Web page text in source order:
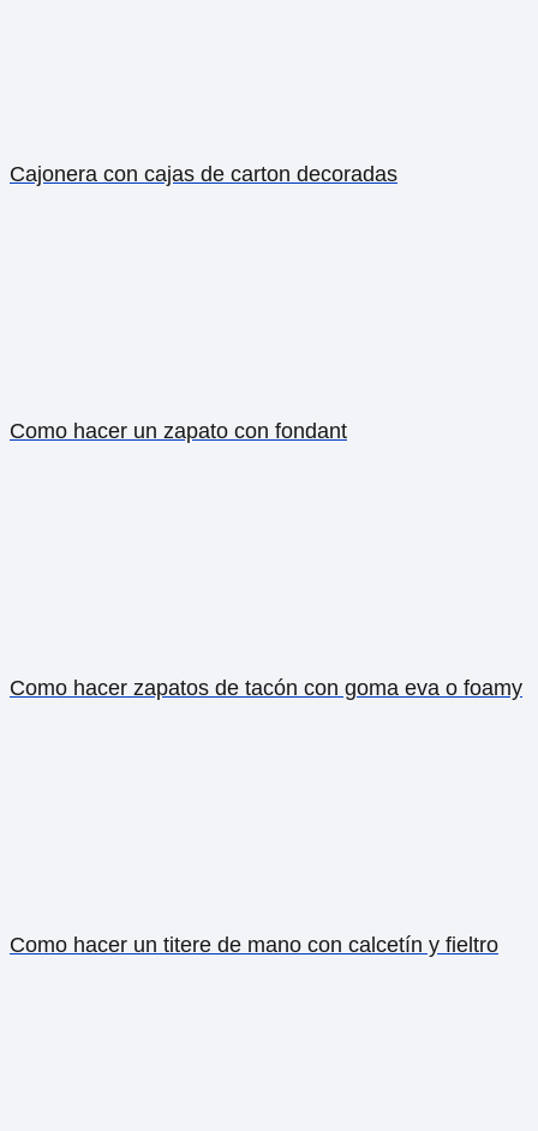
Cajonera con cajas de carton decoradas
Como hacer un zapato con fondant
Como hacer zapatos de tacón con goma eva o foamy
Como hacer un titere de mano con calcetín y fieltro